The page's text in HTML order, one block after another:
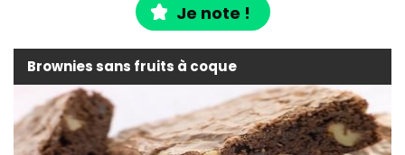
Je note !
Brownies sans fruits à coque